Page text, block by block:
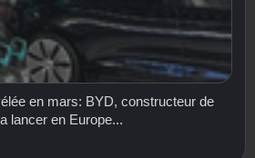
en mars: BYD, constructeur de
lancer en Europe...